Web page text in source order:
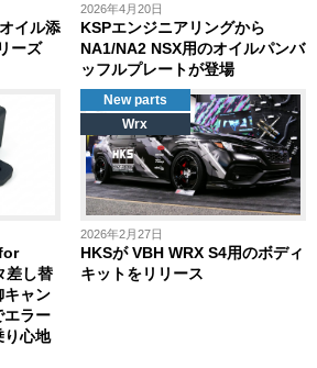
イル添
ーズ
2026年4月20日
KSPエンジニアリングから
NA1/NA2 NSX用のオイルパンバ
ッフルプレートが登場
差し替
キャン
ラー
り心地
2026年2月27日
HKSが VBH WRX S4用のボディ
キットをリリース
New parts
Wrx